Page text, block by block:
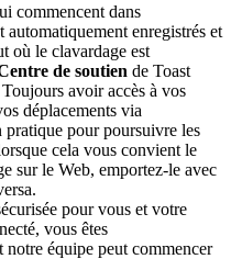
commencent dans
enregistrés et
où le clavardage est
de soutien de Toast
avoir accès à vos
déplacements via
pour poursuivre les
cela vous convient le
sur le Web, emportez-le avec
pour vous et votre
vous êtes
équipe peut commencer